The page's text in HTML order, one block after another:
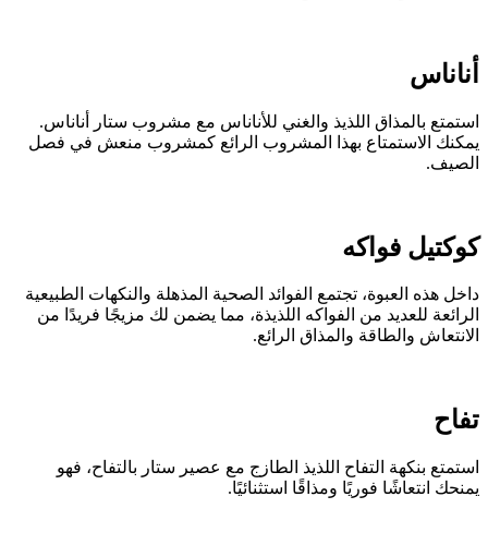
بالمذاق اللذيذ والغني للأناناس مع مشروب ستار أناناس.
الاستمتاع بهذا المشروب الرائع كمشروب منعش في فصل
فواكه
هذه العبوة، تجتمع الفوائد الصحية المذهلة والنكهات الطبيعية
للعديد من الفواكه اللذيذة، مما يضمن لك مزيجًا فريدًا من
والطاقة والمذاق الرائع.
بنكهة التفاح اللذيذ الطازج مع عصير ستار بالتفاح، فهو
انتعاشًا فوريًا ومذاقًا استثنائيًا.